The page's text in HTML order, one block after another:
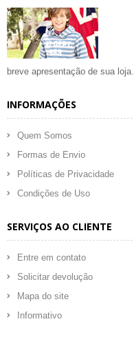
breve apresentação de sua loja.
INFORMAÇÕES
Quem Somos
Formas de Envio
Políticas de Privacidade
Condições de Uso
SERVIÇOS AO CLIENTE
Entre em contato
Solicitar devolução
Mapa do site
Informativo